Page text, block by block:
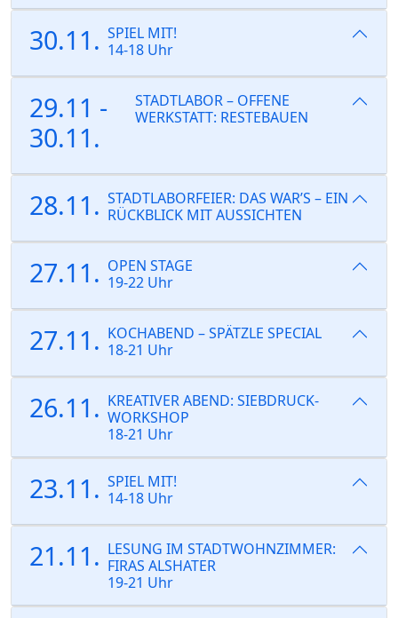
30.11. SPIEL MIT!
14-18 Uhr
29.11 -
30.11.
STADTLABOR – OFFENE
WERKSTATT: RESTEBAUEN
28.11. STADTLABORFEIER: DAS WAR’S – EIN
RÜCKBLICK MIT AUSSICHTEN
27.11. OPEN STAGE
19-22 Uhr
27.11. KOCHABEND – SPÄTZLE SPECIAL
18-21 Uhr
26.11. KREATIVER ABEND: SIEBDRUCK-
WORKSHOP
18-21 Uhr
23.11. SPIEL MIT!
14-18 Uhr
21.11. LESUNG IM STADTWOHNZIMMER:
FIRAS ALSHATER
19-21 Uhr